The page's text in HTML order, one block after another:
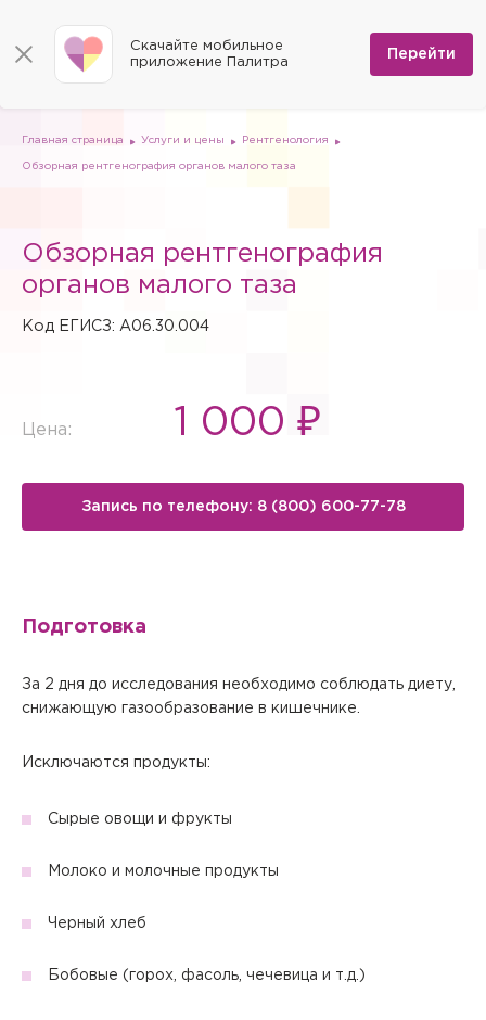
Вакансии
Документы
Сертификаты
Способы оплаты
Страховые организации
Заказать документы для налоговой
Анкета оценки качества услуг
Мы на карте
Главная страница Услуги и цены Рентгенология
Обзорная рентгенография органов малого таза
Обзорная рентгенография
органов малого таза
Код ЕГИСЗ: A06.30.004
Цена: 1 000 ₽
Запись по телефону: 8 (800) 600-77-78
Подготовка
За 2 дня до исследования необходимо соблюдать диету,
снижающую газообразование в кишечнике.
Исключаются продукты:
Сырые овощи и фрукты
Молоко и молочные продукты
Черный хлеб
Бобовые (горох, фасоль, чечевица и т.д.)
Скачайте мобильное
приложение Палитра
Перейти